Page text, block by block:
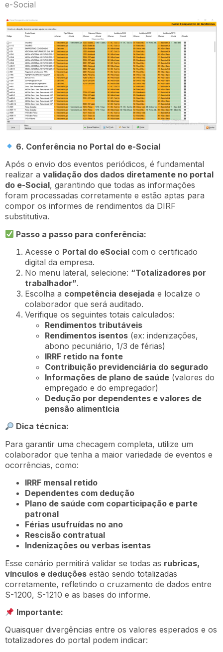
e-Social
6. Conferência no Portal do e-Social
Após o envio dos eventos periódicos, é fundamental
realizar a validação dos dados diretamente no portal
do e-Social, garantindo que todas as informações
foram processadas corretamente e estão aptas para
compor os informes de rendimentos da DIRF
substitutiva.
Passo a passo para conferência:
Acesse o Portal do eSocial com o certificado
digital da empresa.
No menu lateral, selecione: “Totalizadores por
trabalhador”.
Escolha a competência desejada e localize o
colaborador que será auditado.
Verifique os seguintes totais calculados:
Rendimentos tributáveis
Rendimentos isentos (ex: indenizações,
abono pecuniário, 1/3 de férias)
IRRF retido na fonte
Contribuição previdenciária do segurado
Informações de plano de saúde (valores do
empregado e do empregador)
Dedução por dependentes e valores de
pensão alimentícia
Dica técnica:
Para garantir uma checagem completa, utilize um
colaborador que tenha a maior variedade de eventos e
ocorrências, como:
IRRF mensal retido
Dependentes com dedução
Plano de saúde com coparticipação e parte
patronal
Férias usufruídas no ano
Rescisão contratual
Indenizações ou verbas isentas
Esse cenário permitirá validar se todas as rubricas,
vínculos e deduções estão sendo totalizadas
corretamente, refletindo o cruzamento de dados entre
S-1200, S-1210 e as bases do informe.
Importante:
Quaisquer divergências entre os valores esperados e os
totalizadores do portal podem indicar: